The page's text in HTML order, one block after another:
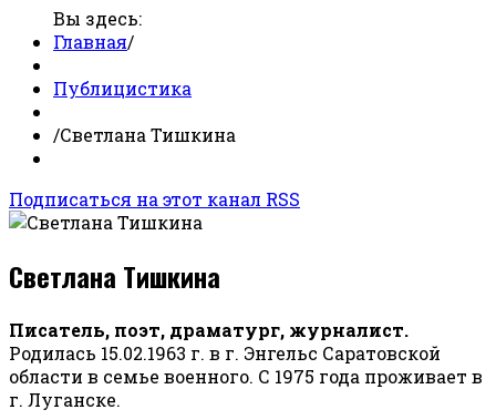
Вы здесь:
Главная/
Публицистика
/Светлана Тишкина
Подписаться на этот канал RSS
Светлана Тишкина
Писатель, поэт, драматург, журналист.
Родилась 15.02.1963 г. в г. Энгельс Саратовской
области в семье военного. С 1975 года проживает в
г. Луганске.